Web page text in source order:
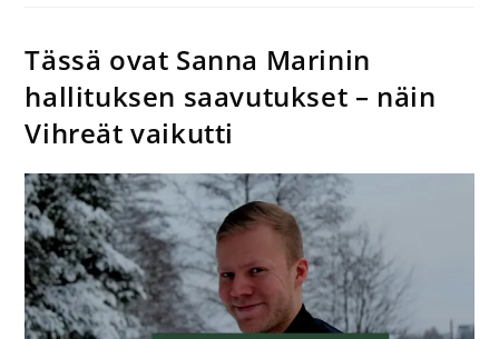
Tässä ovat Sanna Marinin
hallituksen saavutukset – näin
Vihreät vaikutti